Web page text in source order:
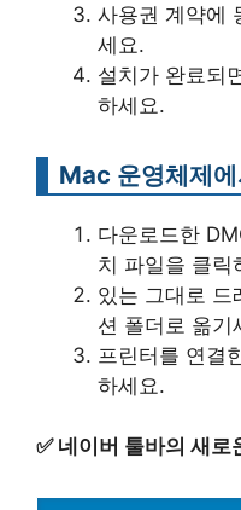
사용권 계약에
세요.
설치가 완료되
하세요.
Mac 운영체제
다운로드한
치 파일을 클릭
있는 그대로 드
션 폴더로 옮기
프린터를 연결
하세요.
✅ 네이버 툴바의 새로